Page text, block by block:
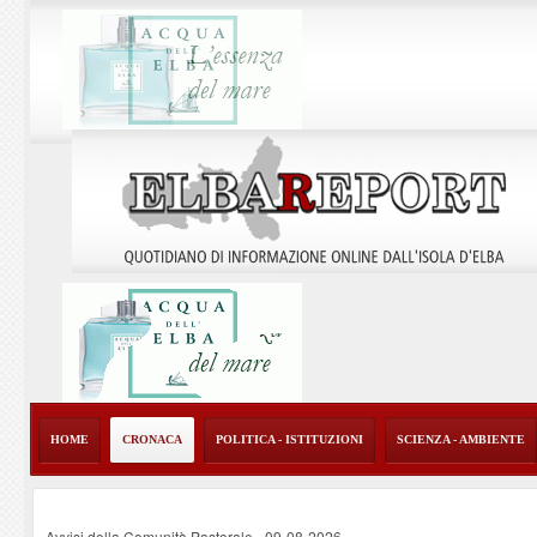
HOME CRONACA POLITICA - ISTITUZIONI SCIENZA - AMBIENTE